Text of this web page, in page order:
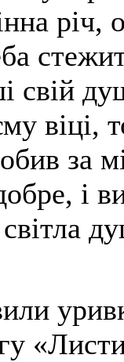
річ,
свій
віці,
за
і